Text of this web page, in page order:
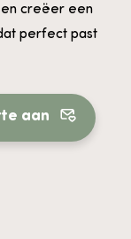
en creëer een
perfect past
aan